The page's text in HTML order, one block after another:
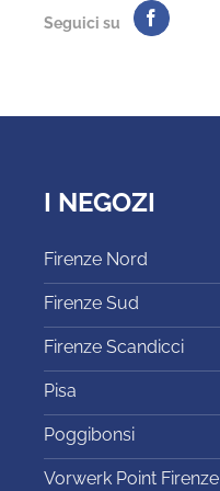
Seguici su
I NEGOZI
Firenze Nord
Firenze Sud
Firenze Scandicci
Pisa
Poggibonsi
Vorwerk Point Firenze